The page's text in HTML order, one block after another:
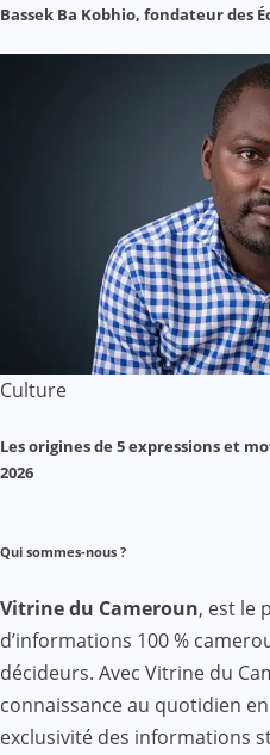
Bassek Ba Kobhio, fondateur des
Culture
Les origines de 5 expressions et
2026
Qui sommes-nous ?
Vitrine du Cameroun, est le
d’informations 100 %
décideurs. Avec Vitrine du
connaissance au quotidien
exclusivité des informations